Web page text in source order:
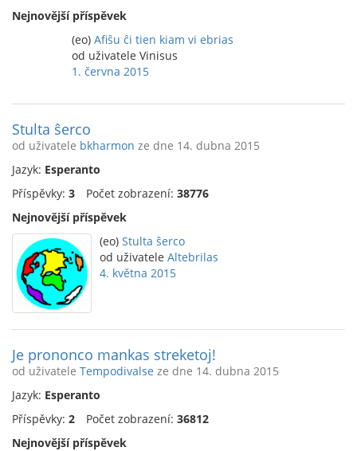
Nejnovější příspěvek
(eo) Afiŝu ĉi tien kiam vi ebrias
od uživatele Vinisus
1. června 2015
Stulta ŝerco
od uživatele bkharmon ze dne 14. dubna 2015
Jazyk: Esperanto
Příspěvky: 3 Počet zobrazení: 38776
Nejnovější příspěvek
(eo) Stulta ŝerco
od uživatele Altebrilas
4. května 2015
Je prononco mankas streketoj!
od uživatele Tempodivalse ze dne 14. dubna 2015
Jazyk: Esperanto
Příspěvky: 2 Počet zobrazení: 36812
Nejnovější příspěvek